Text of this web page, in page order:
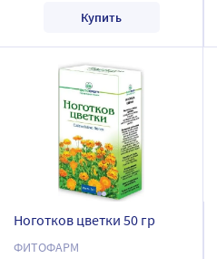
Купить
Ноготков цветки 50 гр
ФИТОФАРМ